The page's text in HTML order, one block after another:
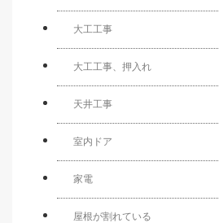
大工工事
大工工事、押入れ
天井工事
室内ドア
家電
屋根が割れている